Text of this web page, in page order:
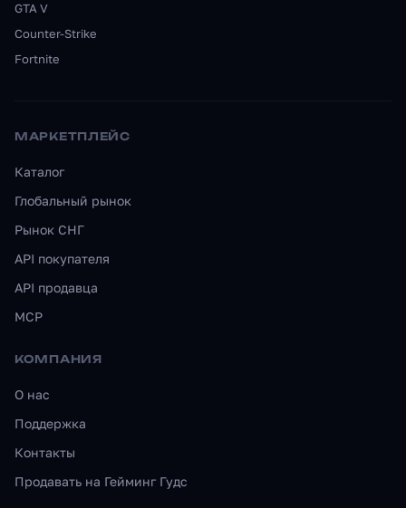
GTA V
Counter-Strike
Fortnite
МАРКЕТПЛЕЙС
Каталог
Глобальный рынок
Рынок СНГ
API покупателя
API продавца
MCP
КОМПАНИЯ
О нас
Поддержка
Контакты
Продавать на Гейминг Гудс